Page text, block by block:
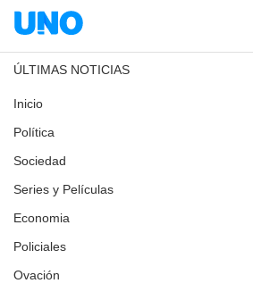
ÚLTIMAS NOTICIAS
Inicio
Política
Sociedad
Series y Películas
Economia
Policiales
Ovación